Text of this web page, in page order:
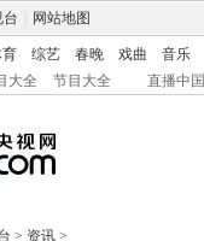
台 网站地图
综艺 春晚 戏曲 音乐
大全 节目大全 直播中国
> 资讯 >